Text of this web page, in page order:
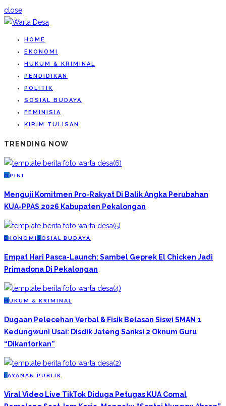
close
HOME
EKONOMI
HUKUM & KRIMINAL
PENDIDIKAN
POLITIK
SOSIAL BUDAYA
FEMINISIA
KIRIM TULISAN
TRENDING NOW
O PINI
Menguji Komitmen Pro-Rakyat Di Balik Angka Perubahan
KUA-PPAS 2026 Kabupaten Pekalongan
EKONOMI S OSIAL BUDAYA
Empat Hari Pasca-Launch: Sambel Geprek El Chicken Jadi
Primadona Di Pekalongan
H UKUM & KRIMINAL
Dugaan Pelecehan Verbal & Fisik Belasan Siswi SMAN 1
Kedungwuni Usai: Disdik Jateng Sanksi 2 Oknum Guru
“Dikantorkan”
L AYANAN PUBLIK
Viral Video Live TikTok Diduga Petugas KUA Comal